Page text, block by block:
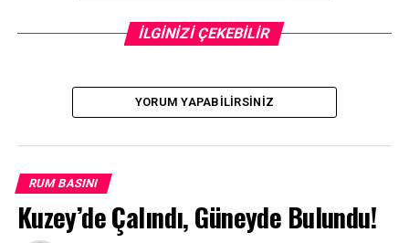
Haberde, Lefkoşa Genel Hastanesi ile Makarios
UP NEXT
Anastasiadis’in Kovid testi pozitif
İLGİNİZİ ÇEKEBİLİR
YORUM YAPABILIRSINIZ
RUM BASINI
Kuzey’de Çalındı, Güneyde Bulundu!